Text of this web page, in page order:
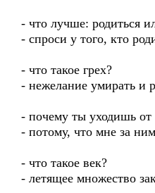
- что лучше: родиться
- спроси у того, кто
- что такое грех?
- нежелание умирать и
- почему ты уходишь от
- потому, что мне за
- что такое век?
- летящее множество